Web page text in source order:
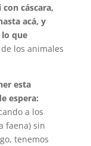
cáscara,
acá, y
que
los animales
esta
espera:
a los
faena) sin
tenemos